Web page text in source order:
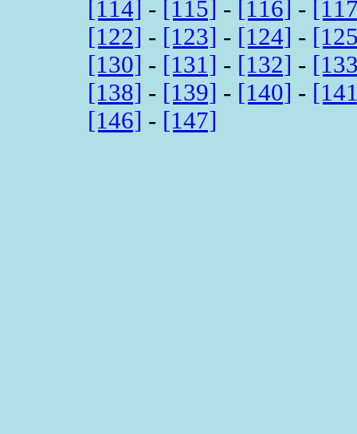
[114] - [115] - [116] -
[122] - [123] - [124] -
[130] - [131] - [132] -
[138] - [139] - [140] -
[146] - [147]